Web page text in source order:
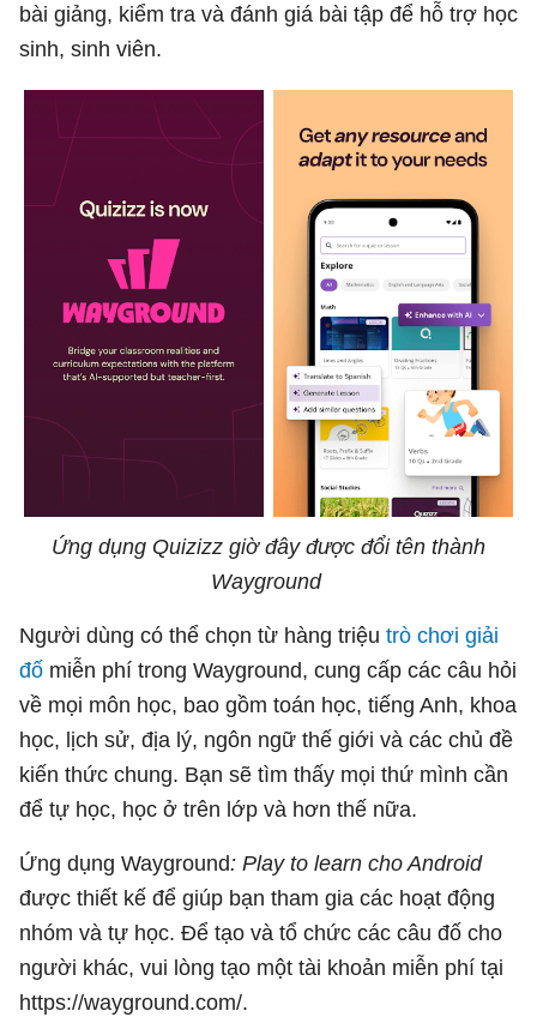
bài giảng, kiểm tra và đánh giá bài tập để hỗ trợ học
sinh, sinh viên.
Ứng dụng Quizizz giờ đây được đổi tên thành
Wayground
Người dùng có thể chọn từ hàng triệu trò chơi giải
đố miễn phí trong Wayground, cung cấp các câu hỏi
về mọi môn học, bao gồm toán học, tiếng Anh, khoa
học, lịch sử, địa lý, ngôn ngữ thế giới và các chủ đề
kiến thức chung. Bạn sẽ tìm thấy mọi thứ mình cần
để tự học, học ở trên lớp và hơn thế nữa.
Ứng dụng Wayground: Play to learn cho Android
được thiết kế để giúp bạn tham gia các hoạt động
nhóm và tự học. Để tạo và tổ chức các câu đố cho
người khác, vui lòng tạo một tài khoản miễn phí tại
https://wayground.com/.